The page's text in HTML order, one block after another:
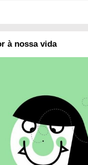
à nossa vida